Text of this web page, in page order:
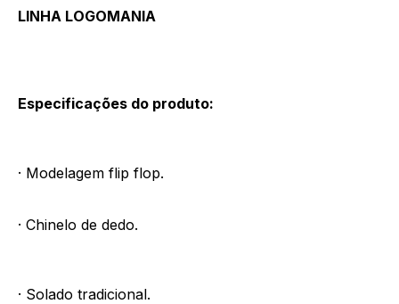
LINHA LOGOMANIA
Especificações do produto:
· Modelagem flip flop.
· Chinelo de dedo.
· Solado tradicional.